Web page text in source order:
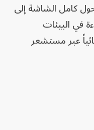
كامل الشاشة إلى
في البيئات
عبر مستشعر